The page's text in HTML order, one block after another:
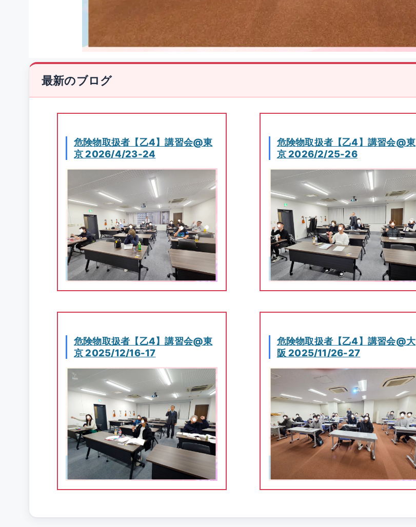
最新のブログ
危険物取扱者【乙4】講習会@東
京 2026/4/23-24
危険物取扱者【乙4】講習会@東
京 2026/2/25-26
危険物取扱者【乙4】講習会@東
京 2025/12/16-17
危険物取扱者【乙4】講習会@大
阪 2025/11/26-27